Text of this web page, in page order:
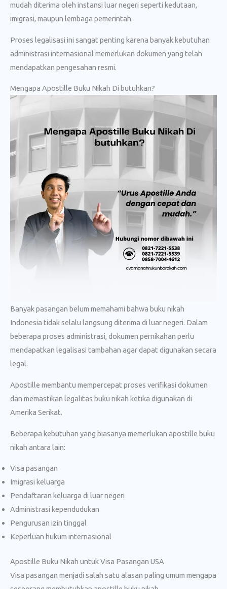
mudah diterima oleh instansi luar negeri seperti kedutaan,
imigrasi, maupun lembaga pemerintah.
Proses legalisasi ini sangat penting karena banyak kebutuhan
administrasi internasional memerlukan dokumen yang telah
mendapatkan pengesahan resmi.
Mengapa Apostille Buku Nikah Di butuhkan?
Banyak pasangan belum memahami bahwa buku nikah
Indonesia tidak selalu langsung diterima di luar negeri. Dalam
beberapa proses administrasi, dokumen pernikahan perlu
mendapatkan legalisasi tambahan agar dapat digunakan secara
legal.
Apostille membantu mempercepat proses verifikasi dokumen
dan memastikan legalitas buku nikah ketika digunakan di
Amerika Serikat.
Beberapa kebutuhan yang biasanya memerlukan apostille buku
nikah antara lain:
Visa pasangan
Imigrasi keluarga
Pendaftaran keluarga di luar negeri
Administrasi kependudukan
Pengurusan izin tinggal
Keperluan hukum internasional
Apostille Buku Nikah untuk Visa Pasangan USA
Visa pasangan menjadi salah satu alasan paling umum mengapa